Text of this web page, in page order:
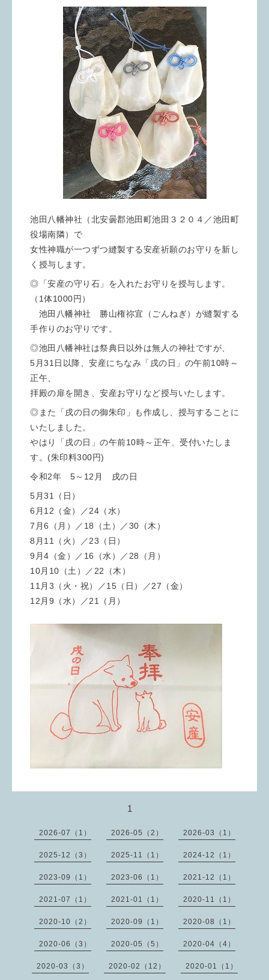
池田八幡神社（北安曇郡池田町池田３２０４／池田町
役場南隣）で
女性神職が一つずつ縫製する安産祈願のお守りを新し
く授与します。
◎「安産の守り石」を入れたお守りを授与します。
（1体1000円）
池田八幡神社 勝山権祢宜（ごんねぎ）が縫製する
手作りのお守りです。
◎池田八幡神社は祭典日以外は無人の神社ですが、
5月31日以降、安産にちなみ「戌の日」の午前10時～
正午、
拝殿の扉を開き、安産お守りなど授与いたします。
◎また「戌の日の御朱印」も作成し、授与することに
いたしました。
やはり「戌の日」の午前10時～正午、受付いたしま
す。(朱印料300円)
令和2年 5～12月 戌の日
5月31（日）
6月12（金）／24（水）
7月6（月）／18（土）／30（木）
8月11（火）／23（日）
9月4（金）／16（水）／28（月）
10月10（土）／22（木）
11月3（火・祝）／15（日）／27（金）
12月9（水）／21（月）
1
2026-07（1） 2026-05（2） 2026-03（1）
2025-12（3） 2025-11（1） 2024-12（1）
2023-09（1） 2023-06（1） 2021-12（1）
2021-07（1） 2021-01（1） 2020-11（1）
2020-10（2） 2020-09（1） 2020-08（1）
2020-06（3） 2020-05（5） 2020-04（4）
2020-03（3） 2020-02（12） 2020-01（1）